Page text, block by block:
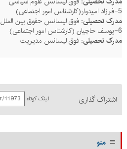
5-فرزاد امیدوار(کارشناس امور اجتماعی)
مدرک تحصیلی: فوق لیسانس حقوق بین الملل
6-یوسف حاجیان (کارشناس امور اجتماعی)
مدرک تحصیلی: فوق لیسانس مدیریت
اشتراک گذاری لینک کوتاه
منو